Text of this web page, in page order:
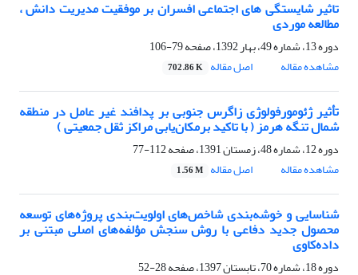
تاثیر شایستگی های اجتماعی افسران بر موفقیت مدیریت دانش ،
مطالعه موردی
دوره 13، شماره 49، بهار 1392، صفحه
79-106
مشاهده مقاله
اصل مقاله 702.86 K
تأثیر ژئومورفولوژی زاگرس جنوبی بر پدافند غیر عامل در منطقه
شمال تنگه هرمز ( با تاکید برمکان‌یابی مراکز ثقل جمعیتی )
دوره 12، شماره 48، زمستان 1391، صفحه
112-77
مشاهده مقاله
اصل مقاله 1.56 M
شناسایی و خوشه‌بندی شاخص‌های اولویت‌بندی پروژه‌های توسعه
محصول جدید دفاعی با روش سنجش مؤلفه‌های اصلی مبتنی بر
داده‌کاوی
دوره 18، شماره 70، تابستان 1397، صفحه 28-52